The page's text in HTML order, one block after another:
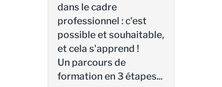
dans le cadre
professionnel : c'est
possible et souhaitable,
et cela s'apprend !
Un parcours de
formation en 3 étapes...